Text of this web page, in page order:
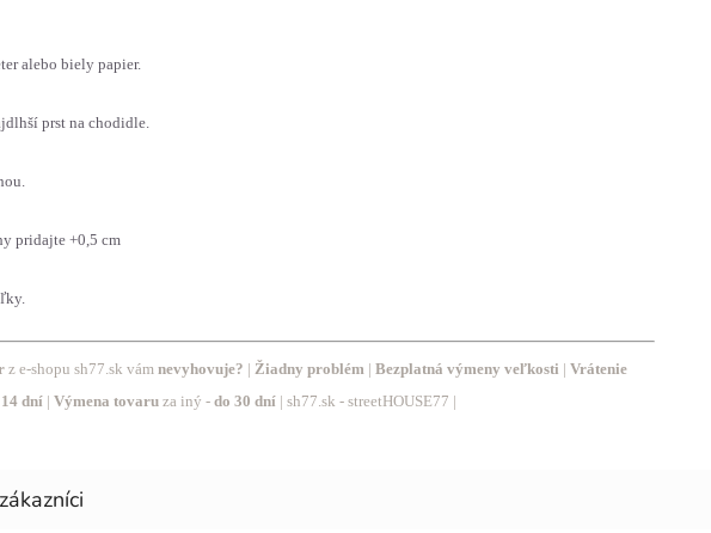
alebo biely papier.
prst na chodidle.
pridajte +0,5 cm
z e-shopu sh77.sk vám nevyhovuje? | Žiadny problém | Bezplatná výmeny veľkosti | Vrátenie
dní | Výmena tovaru za iný - do 30 dní | sh77.sk - streetHOUSE77 |